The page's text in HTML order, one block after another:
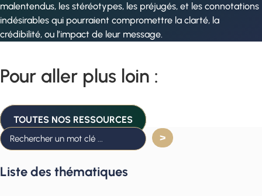
malentendus, les stéréotypes, les préjugés, et les connotations
indésirables qui pourraient compromettre la clarté, la
crédibilité, ou l’impact de leur message.
Pour aller plus loin :
TOUTES NOS RESSOURCES
Liste des thématiques